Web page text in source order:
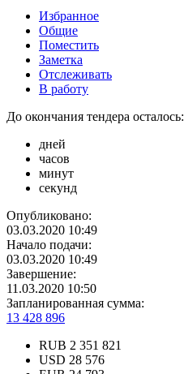
Избранное
Общие
Поместить
Заметка
Отслеживать
В работу
До окончания тендера осталось:
дней
часов
минут
секунд
Опубликовано:
03.03.2020 10:49
Начало подачи:
03.03.2020 10:49
Завершение:
11.03.2020 10:50
Запланированная сумма:
13 428 896
RUB 2 351 821
USD 28 576